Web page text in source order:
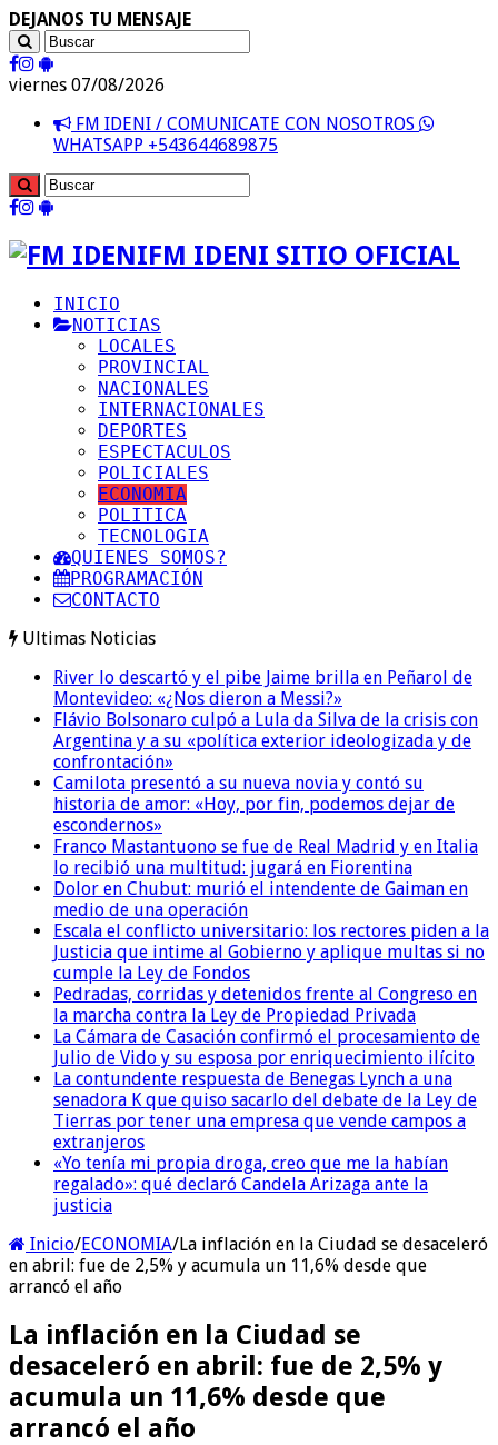
DEJANOS TU MENSAJE
viernes 07/08/2026
FM IDENI / COMUNICATE CON NOSOTROS
WHATSAPP +543644689875
FM IDENI SITIO OFICIAL
INICIO
NOTICIAS
LOCALES
PROVINCIAL
NACIONALES
INTERNACIONALES
DEPORTES
ESPECTACULOS
POLICIALES
ECONOMIA
POLITICA
TECNOLOGIA
QUIENES SOMOS?
PROGRAMACIÓN
CONTACTO
Ultimas Noticias
River lo descartó y el pibe Jaime brilla en Peñarol de
Montevideo: «¿Nos dieron a Messi?»
Flávio Bolsonaro culpó a Lula da Silva de la crisis con
Argentina y a su «política exterior ideologizada y de
confrontación»
Camilota presentó a su nueva novia y contó su
historia de amor: «Hoy, por fin, podemos dejar de
escondernos»
Franco Mastantuono se fue de Real Madrid y en Italia
lo recibió una multitud: jugará en Fiorentina
Dolor en Chubut: murió el intendente de Gaiman en
medio de una operación
Escala el conflicto universitario: los rectores piden a la
Justicia que intime al Gobierno y aplique multas si no
cumple la Ley de Fondos
Pedradas, corridas y detenidos frente al Congreso en
la marcha contra la Ley de Propiedad Privada
La Cámara de Casación confirmó el procesamiento de
Julio de Vido y su esposa por enriquecimiento ilícito
La contundente respuesta de Benegas Lynch a una
senadora K que quiso sacarlo del debate de la Ley de
Tierras por tener una empresa que vende campos a
extranjeros
«Yo tenía mi propia droga, creo que me la habían
regalado»: qué declaró Candela Arizaga ante la
justicia
Inicio/ECONOMIA/La inflación en la Ciudad se desaceleró
en abril: fue de 2,5% y acumula un 11,6% desde que
arrancó el año
La inflación en la Ciudad se
desaceleró en abril: fue de 2,5% y
acumula un 11,6% desde que
arrancó el año